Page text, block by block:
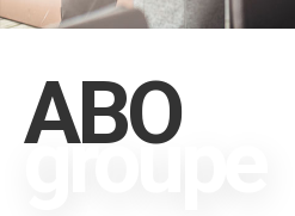
ABO
groupe